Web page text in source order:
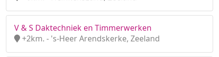
V & S Daktechniek en Timmerwerken
+2km. - 's-Heer Arendskerke, Zeeland